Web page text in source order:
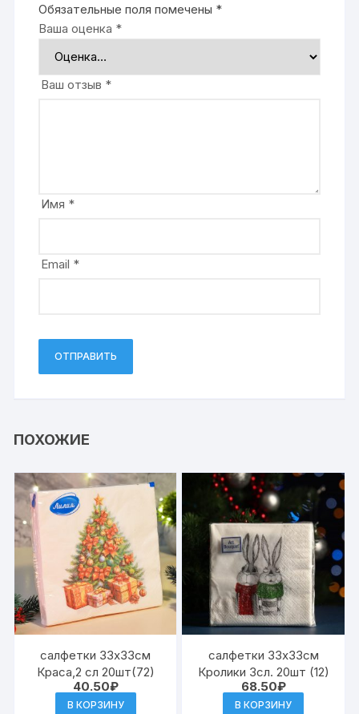
Обязательные поля помечены *
Ваша оценка *
Ваш отзыв *
Имя *
Email *
ПОХОЖИЕ
салфетки 33х33см
Краса,2 сл 20шт(72)
40.50₽
В КОРЗИНУ
салфетки 33х33см
Кролики 3сл. 20шт (12)
68.50₽
В КОРЗИНУ